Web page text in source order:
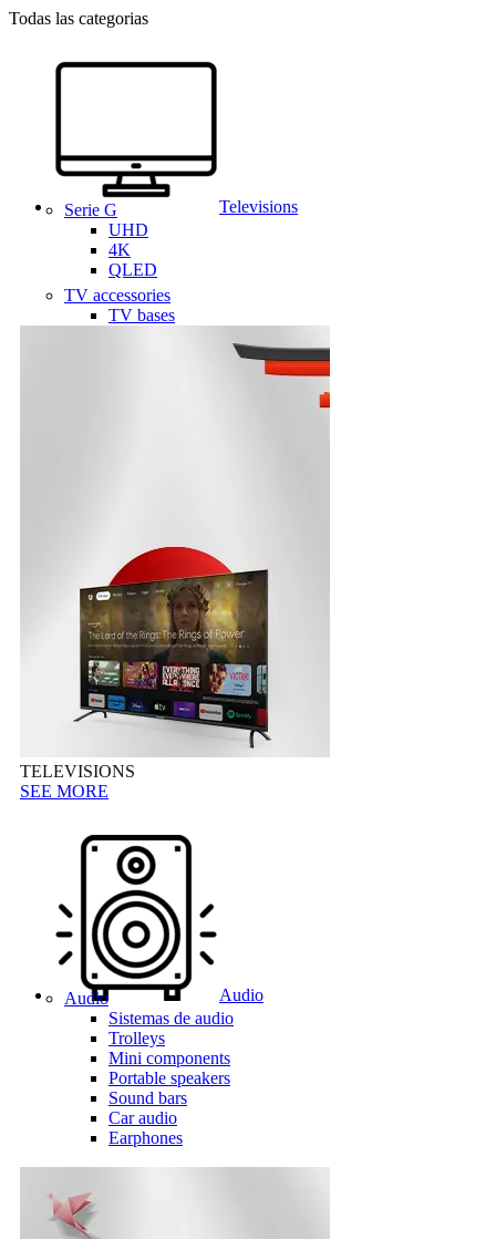
Todas las categorias
Televisions
Serie G
UHD
4K
QLED
TV accessories
TV bases
TELEVISIONS
SEE MORE
Audio
Audio
Sistemas de audio
Trolleys
Mini components
Portable speakers
Sound bars
Car audio
Earphones